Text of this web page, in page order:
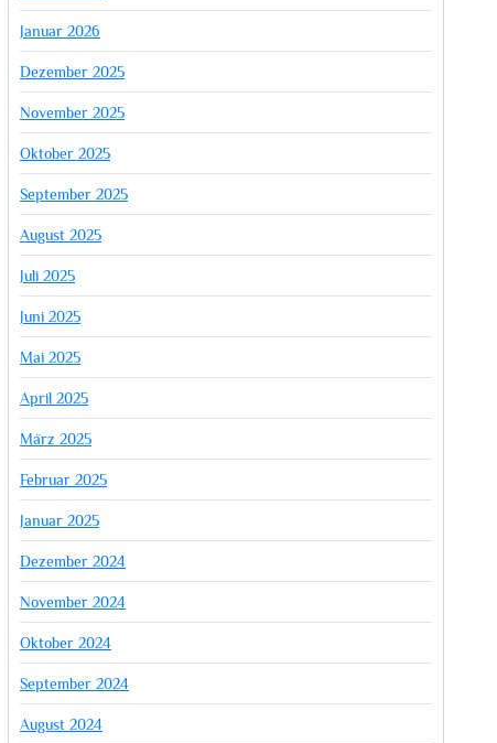
Januar 2026
Dezember 2025
November 2025
Oktober 2025
September 2025
August 2025
Juli 2025
Juni 2025
Mai 2025
April 2025
März 2025
Februar 2025
Januar 2025
Dezember 2024
November 2024
Oktober 2024
September 2024
August 2024